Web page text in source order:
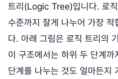
트리(Logic Tree)입니다. 로
수준까지 잘게 나누어 가장 적
다. 아래 그림은 로직 트리의
이 구조에서는 하위 두 단계
단계를 나누는 것도 얼마든지